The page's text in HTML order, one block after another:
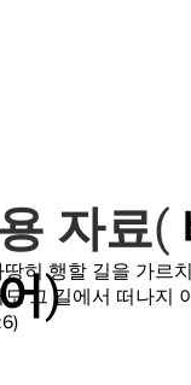
자료(
)
히 행할 길을 가르
그 길에서 떠나지